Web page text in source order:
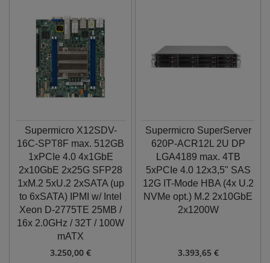
Supermicro X12SDV-
16C-SPT8F max. 512GB
1xPCIe 4.0 4x1GbE
2x10GbE 2x25G SFP28
1xM.2 5xU.2 2xSATA (up
to 6xSATA) IPMI w/ Intel
Xeon D-2775TE 25MB /
16x 2.0GHz / 32T / 100W
mATX
3.250,00 €
Supermicro SuperServer
620P-ACR12L 2U DP
LGA4189 max. 4TB
5xPCIe 4.0 12x3,5" SAS
12G IT-Mode HBA (4x U.2
NVMe opt.) M.2 2x10GbE
2x1200W
3.393,65 €